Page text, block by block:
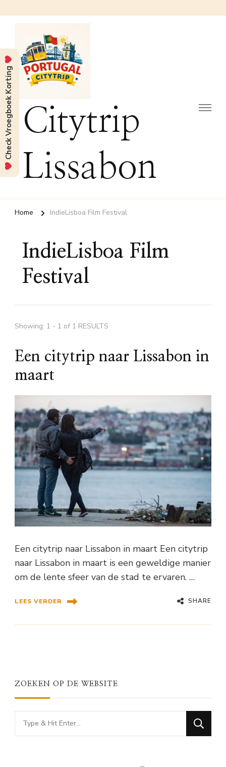
Citytrip
Lissabon
Home IndieLisboa Film Festival
IndieLisboa Film
Festival
Showing: 1 - 1 of 1 RESULTS
Een citytrip naar Lissabon in
maart
Een citytrip naar Lissabon in maart Een citytrip
naar Lissabon in maart is een geweldige manier
om de lente sfeer van de stad te ervaren. …
LEES VERDER SHARE
ZOEKEN OP DE WEBSITE
Looking
for
Check Vroegboek Korting